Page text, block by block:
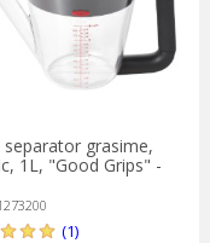
separator grasime,
1L, "Good Grips" -
(1)